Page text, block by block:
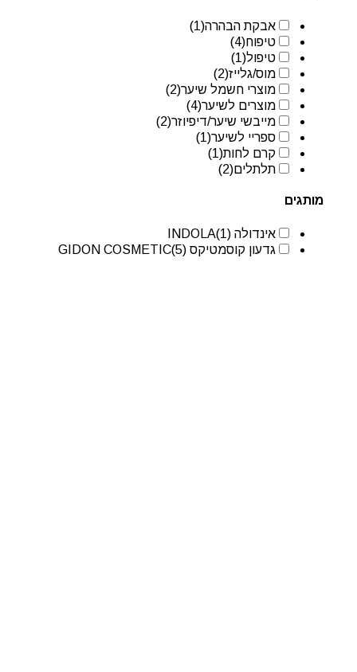
אבקת הבהרה(1)
טיפוח(4)
טיפול(1)
מוס/גלייז(2)
מוצרי חשמל שיער(2)
מוצרים לשיער(4)
מייבשי שיער/דיפיוזר(2)
ספריי לשיער(1)
קרם לחות(1)
תלתלים(2)
מותגים
אינדולה INDOLA(1)
גדעון קוסמטיקס GIDON COSMETIC(5)